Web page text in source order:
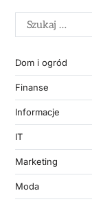
Dom i ogród
Finanse
Informacje
IT
Marketing
Moda